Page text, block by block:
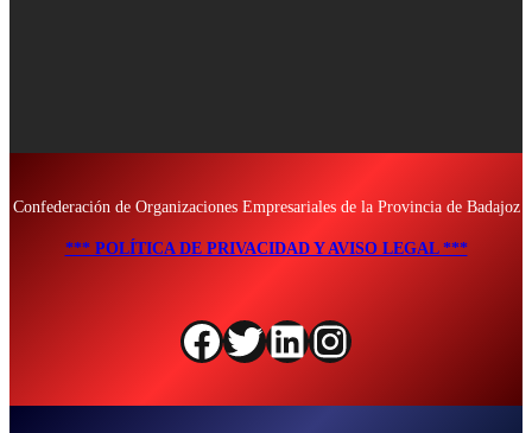
Confederación de Organizaciones Empresariales de la Provincia de Badajoz
*** POLÍTICA DE PRIVACIDAD Y AVISO LEGAL ***
Facebook Twitter LinkedIn Instagram